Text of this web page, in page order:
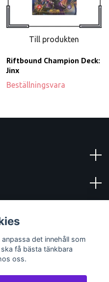
Till produkten
Riftbound Champion Deck:
Jinx
Beställningsvara
det innehåll som
få bästa tänkbara
oss.